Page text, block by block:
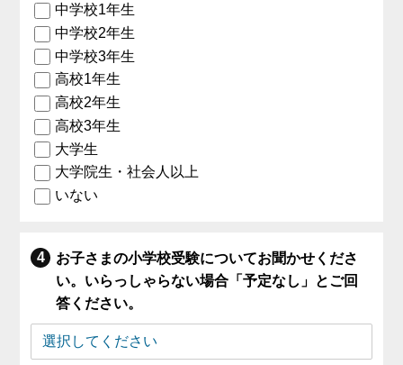
中学校1年生
中学校2年生
中学校3年生
高校1年生
高校2年生
高校3年生
大学生
大学院生・社会人以上
いない
お子さまの小学校受験についてお聞かせくださ
い。いらっしゃらない場合「予定なし」とご回
答ください。